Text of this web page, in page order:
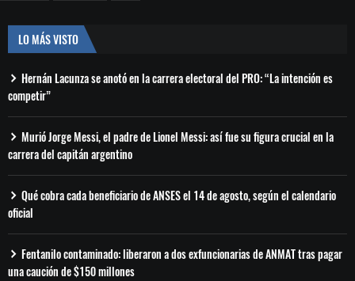
LO MÁS VISTO
Hernán Lacunza se anotó en la carrera electoral del PRO: “La intención es
competir”
Murió Jorge Messi, el padre de Lionel Messi: así fue su figura crucial en la
carrera del capitán argentino
Qué cobra cada beneficiario de ANSES el 14 de agosto, según el calendario
oficial
Fentanilo contaminado: liberaron a dos exfuncionarias de ANMAT tras pagar
una caución de $150 millones